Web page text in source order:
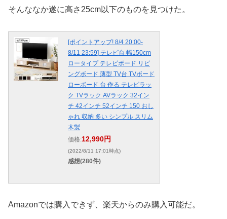
そんななか遂に高さ25cm以下のものを見つけた。
[ポイントアップ! 8/4 20:00-
8/11 23:59] テレビ台 幅150cm
ロータイプ テレビボード リビ
ングボード 薄型 TV台 TVボード
ローボード 台 作る テレビラッ
ク TVラック AVラック 32イン
チ 42インチ 52インチ 150 おし
ゃれ 収納 多い シンプル スリム
木製
価格:12,990円
(2022/8/11 17:01時点)
感想(280件)
Amazonでは購入できず、楽天からのみ購入可能だ。